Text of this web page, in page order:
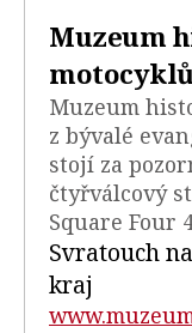
Muzeum
Muzeum
z bývalé
stojí za
čtyřválcový
Square Four
Svratouch
kraj